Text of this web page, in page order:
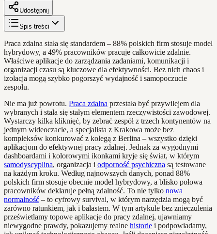
Udostępnij
Spis treści
Praca zdalna stała się standardem – 88% polskich firm stosuje model
hybrydowy, a 49% pracowników pracuje całkowicie zdalnie.
Właściwe aplikacje do zarządzania zadaniami, komunikacji i
organizacji czasu są kluczowe dla efektywności. Bez nich chaos i
izolacja mogą szybko pogorszyć wydajność i samopoczucie
zespołu.
Nie ma już powrotu. Praca zdalna przestała być przywilejem dla
wybranych i stała się stałym elementem rzeczywistości zawodowej.
Wystarczy kilka kliknięć, by zebrać zespół z trzech kontynentów na
jednym wideoczacie, a specjalista z Krakowa może bez
kompleksów konkurować z kolegą z Berlina – wszystko dzięki
aplikacjom do efektywnej pracy zdalnej. Jednak za wygodnymi
dashboardami i kolorowymi ikonkami kryje się świat, w którym
samodyscyplina, organizacja i odporność psychiczna są testowane
na każdym kroku. Według najnowszych danych, ponad 88%
polskich firm stosuje obecnie model hybrydowy, a blisko połowa
pracowników deklaruje pełną zdalność. To nie tylko nowa
normalność – to cyfrowy survival, w którym narzędzia mogą być
zarówno ratunkiem, jak i balastem. W tym artykule bez znieczulenia
prześwietlamy topowe aplikacje do pracy zdalnej, ujawniamy
niewygodne prawdy, pokazujemy realne historie i podpowiadamy,